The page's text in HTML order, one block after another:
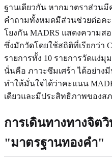
ฐานเดียวกัน หากมาตราส่วน
คำถามทั้งหมดมีส่วนช่วยต่อค
โยงกัน MADRS แสดงความส
ซึ่งมักวัดโดยใช้สถิติที่เรียกว่า
รายการทั้ง 10 รายการวัดแง่
นั่นคือ ภาวะซึมเศร้า ได้อย่าง
ทำให้มั่นใจได้ว่าคะแนน
เดียวและมีประสิทธิภาพของส
การเดินทางทางจิต
"มาตรฐานทองคำ"